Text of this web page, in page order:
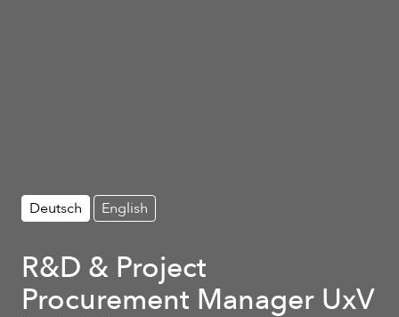
Deutsch English
R&D & Project
Procurement Manager UxV